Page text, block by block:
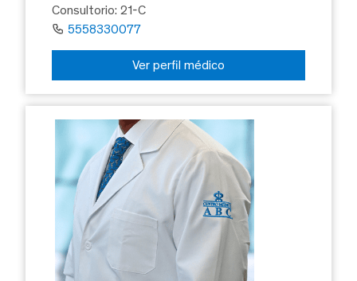
Consultorio: 21-C
5558330077
Ver perfil médico